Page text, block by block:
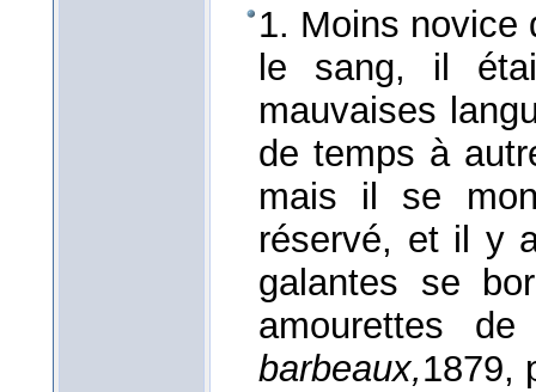
1. Moins novice
le sang, il
mauvaises
de temps à
mais il se
réservé, et il y
galantes se
amourettes
barbeaux,1879,